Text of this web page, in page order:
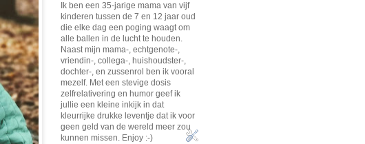
Ik ben een 35-jarige mama van vijf
kinderen tussen de 7 en 12 jaar oud
die elke dag een poging waagt om
alle ballen in de lucht te houden.
Naast mijn mama-, echtgenote-,
vriendin-, collega-, huishoudster-,
dochter-, en zussenrol ben ik vooral
mezelf. Met een stevige dosis
zelfrelativering en humor geef ik
jullie een kleine inkijk in dat
kleurrijke drukke leventje dat ik voor
geen geld van de wereld meer zou
kunnen missen. Enjoy :-)